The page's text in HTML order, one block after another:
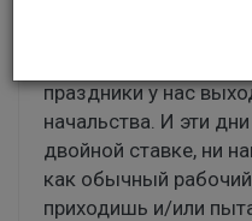
праздники у нас
начальства. И эти
двойной ставке, ни
как обычный
приходишь и/или